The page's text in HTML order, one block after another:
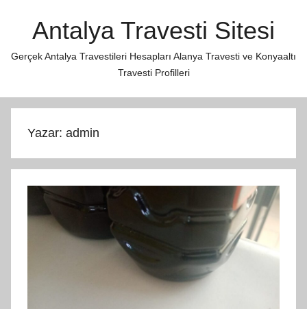
Antalya Travesti Sitesi
Gerçek Antalya Travestileri Hesapları Alanya Travesti ve Konyaaltı
Travesti Profilleri
Yazar: admin